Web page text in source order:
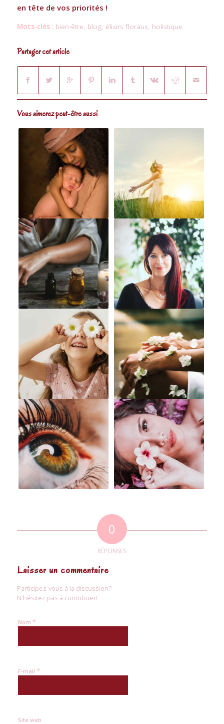
en tête de vos priorités !
Mots-clés : bien-être blog, élixirs floraux holistique
Partager cet article
Vous aimerez peut-être aussi
0
RÉPONSES
Laisser un commentaire
Participez-vous à la discussion?
N'hésitez pas à contribuer!
Nom *
E-mail *
Site web